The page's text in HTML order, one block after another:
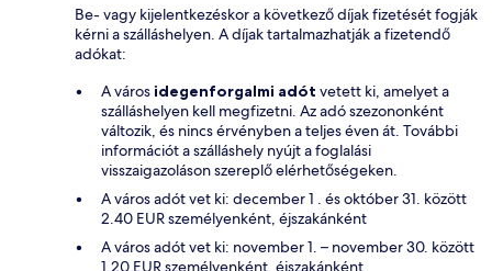
Be- vagy kijelentkezéskor a következő díjak fizetését fogják
kérni a szálláshelyen. A díjak tartalmazhatják a fizetendő
adókat:
A városidegenforgalmi adót vetett ki, amelyet a
szálláshelyen kell megfizetni. Az adó szezononként
változik, és nincs érvényben a teljes éven át. További
információt a szálláshely nyújt a foglalási
visszaigazoláson szereplő elérhetőségeken.
A város adót vet ki: december 1 . és október 31. között
2.40 EUR személyenként, éjszakánként
A város adót vet ki: november 1. – november 30. között
1.20 EUR személyenként, éjszakánként